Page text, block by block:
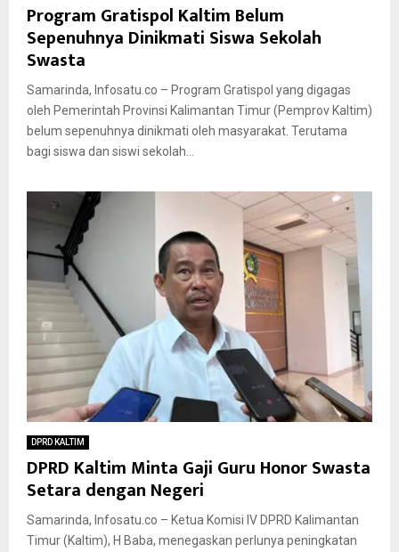
Program Gratispol Kaltim Belum
Sepenuhnya Dinikmati Siswa Sekolah
Swasta
Samarinda, Infosatu.co – Program Gratispol yang digagas
oleh Pemerintah Provinsi Kalimantan Timur (Pemprov Kaltim)
belum sepenuhnya dinikmati oleh masyarakat. Terutama
bagi siswa dan siswi sekolah...
DPRD KALTIM
DPRD Kaltim Minta Gaji Guru Honor Swasta
Setara dengan Negeri
Samarinda, Infosatu.co – Ketua Komisi IV DPRD Kalimantan
Timur (Kaltim), H Baba, menegaskan perlunya peningkatan